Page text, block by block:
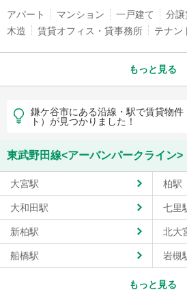
アパート マンション 一戸建て 分譲
木造
賃貸オフィス・貸事務所 テナン
もっと見る
鎌ケ谷市にある沿線・駅で賃貸物
ト）が見つかりました！
東武野田線<アーバンパークライン>
大宮駅 柏駅
大和田駅 七里
新柏駅 北大
船橋駅 岩槻
もっと見る